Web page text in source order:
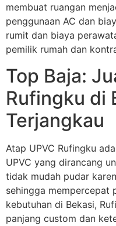
membuat ruangan
penggunaan AC dan
rumit dan biaya
pemilik rumah dan
Top Baja:
Rufingku di
Terjangkau
Atap UPVC Rufingku
UPVC yang dirancang
tidak mudah pudar
sehingga mempercepat
kebutuhan di Bekasi,
panjang custom dan